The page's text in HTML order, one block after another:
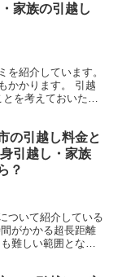
家族の引越し
を紹介しています。
かかります。 引越
を考えておいた方
の引越し料金と
引越し・家族
？
ついて紹介している
がかかる超長距離
難しい範囲となり